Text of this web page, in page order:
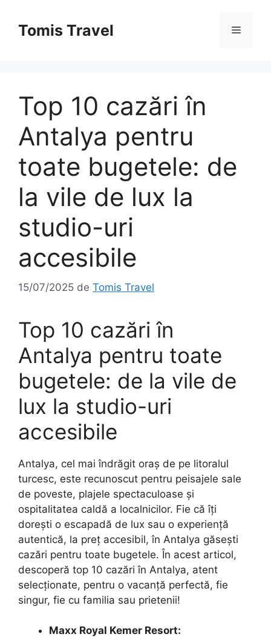
conținutTomis Travel Meniu
Top 10 cazări în
Antalya pentru
toate bugetele: de
la vile de lux la
studio-uri
accesibile
15/07/2025 de Tomis Travel
Top 10 cazări în
Antalya pentru toate
bugetele: de la vile de
lux la studio-uri
accesibile
Antalya, cel mai îndrăgit oraș de pe litoralul
turcesc, este recunoscut pentru peisajele sale
de poveste, plajele spectaculoase și
ospitalitatea caldă a localnicilor. Fie că îți
dorești o escapadă de lux sau o experiență
autentică, la preț accesibil, în Antalya găsești
cazări pentru toate bugetele. În acest articol,
descoperă top 10 cazări în Antalya, atent
selecționate, pentru o vacanță perfectă, fie
singur, fie cu familia sau prietenii!
Maxx Royal Kemer Resort: